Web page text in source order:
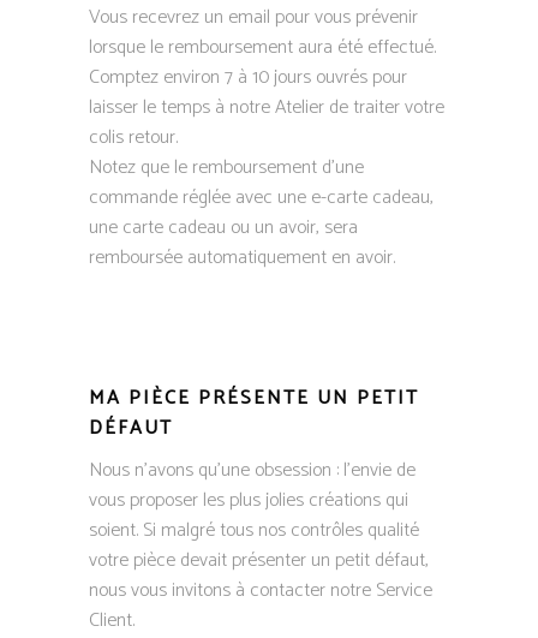
Vous recevrez un email pour vous prévenir
lorsque le remboursement aura été effectué.
Comptez environ 7 à 10 jours ouvrés pour
laisser le temps à notre Atelier de traiter votre
colis retour.
Notez que le remboursement d’une
commande réglée avec une e-carte cadeau,
une carte cadeau ou un avoir, sera
remboursée automatiquement en avoir.
​​MA PIÈCE PRÉSENTE UN PETIT
DÉFAUT
Nous n’avons qu’une obsession : l’envie de
vous proposer les plus jolies créations qui
soient. Si malgré tous nos contrôles qualité
votre pièce devait présenter un petit défaut,
nous vous invitons à contacter notre Service
Client.